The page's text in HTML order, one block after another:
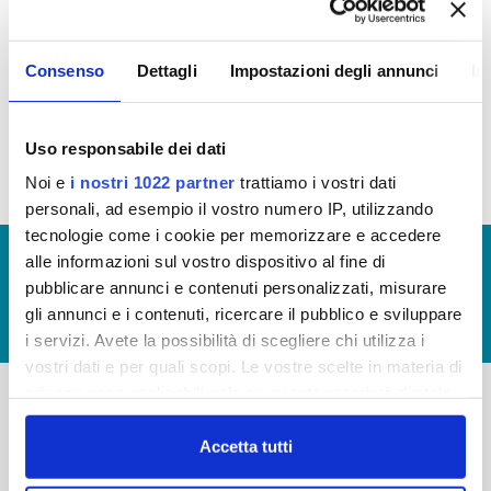
Consenso Dettagli Impostazioni degli annunci
Uso responsabile dei dati
Noi e i nostri 1022 partner trattiamo i vostri dati
personali, ad esempio il vostro numero IP, utilizzando
tecnologie come i cookie per memorizzare e accedere
alle informazioni sul vostro dispositivo al fine di
pubblicare annunci e contenuti personalizzati, misurare
gli annunci e i contenuti, ricercare il pubblico e sviluppare
i servizi. Avete la possibilità di scegliere chi utilizza i
vostri dati e per quali scopi. Le vostre scelte in materia di
in cui avete effettuato le vostre scelte. È possibile
modificare o revocare il proprio consenso in qualsiasi
momento dalla Dichiarazione sui cookie o facendo clic
Accetta tutti
© Copyright 2017 - 2026
GLOSSARIO
GIUDICA IL SERVIZIO
LAVORA CON NOI
FAQ